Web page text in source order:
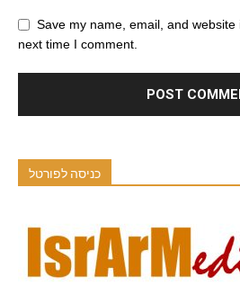
Save my name, email, and
next time I comment.
כניסה לפורטל